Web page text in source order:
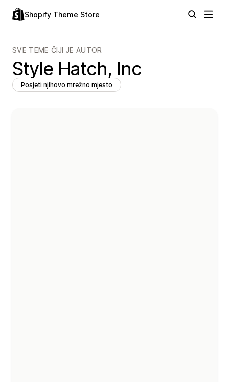
Shopify Theme Store
SVE TEME ČIJI JE AUTOR
Style Hatch, Inc
Posjeti njihovo mrežno mjesto